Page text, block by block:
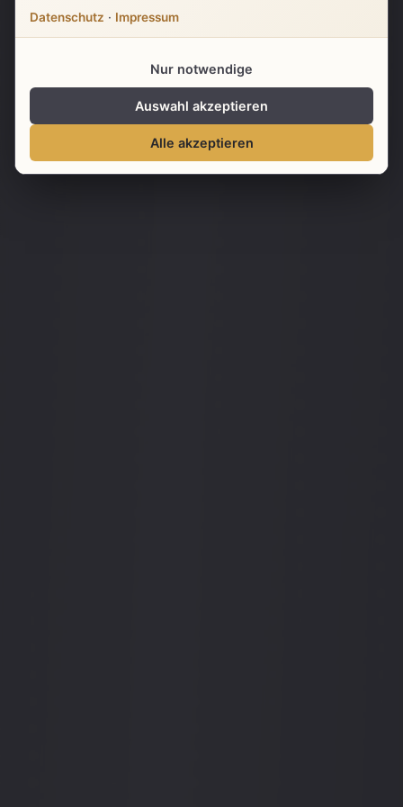
Datenschutz · Impressum
Nur notwendige
Auswahl akzeptieren
Alle akzeptieren